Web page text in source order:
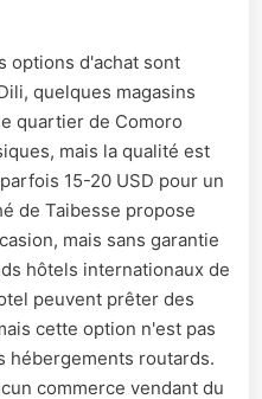
options d'achat sont
quelques magasins
quartier de Comoro
mais la qualité est
15-20 USD pour un
de Taibesse propose
mais sans garantie
hôtels internationaux de
peuvent prêter des
cette option n'est pas
hébergements routards.
commerce vendant du